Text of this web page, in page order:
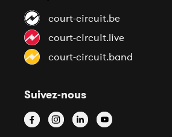
court-circuit.be
court-circuit.live
court-circuit.band
Suivez-nous